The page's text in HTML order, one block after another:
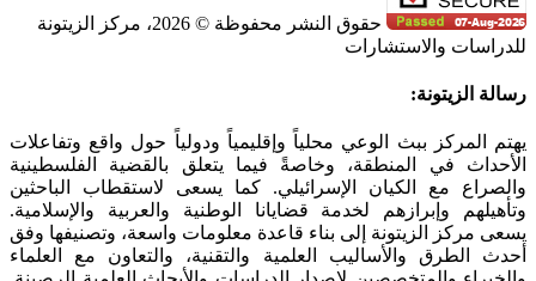
حقوق النشر محفوظة © 2026، مركز الزيتونة
للدراسات والاستشارات
Toggle
Bar
Area
رسالة الزيتونة:
يهتم المركز ببث الوعي محلياً وإقليمياً ودولياً حول واقع وتفاعلات
الأحداث في المنطقة، وخاصةً فيما يتعلق بالقضية الفلسطينية
والصراع مع الكيان الإسرائيلي. كما يسعى لاستقطاب الباحثين
وتأهيلهم وإبرازهم لخدمة قضايانا الوطنية والعربية والإسلامية.
يسعى مركز الزيتونة إلى بناء قاعدة معلومات واسعة، وتصنيفها وفق
أحدث الطرق والأساليب العلمية والتقنية، والتعاون مع العلماء